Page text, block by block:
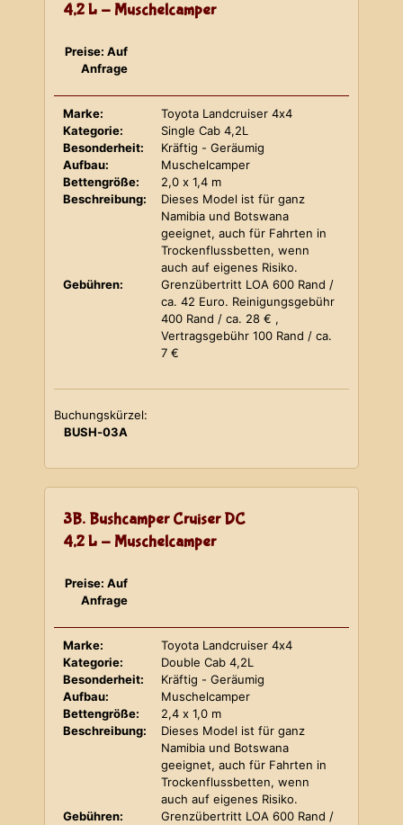
4,2 L - Muschelcamper
Preise: Auf
Anfrage
Marke:
Toyota Landcruiser 4x4
Kategorie:
Single Cab 4,2L
Besonderheit:
Kräftig - Geräumig
Aufbau:
Muschelcamper
Bettengröße:
2,0 x 1,4 m
Beschreibung:
Dieses Model ist für ganz
Namibia und Botswana
geeignet, auch für Fahrten in
Trockenflussbetten, wenn
auch auf eigenes Risiko.
Gebühren:
Grenzübertritt LOA 600 Rand /
ca. 42 Euro. Reinigungsgebühr
400 Rand / ca. 28 € ,
Vertragsgebühr 100 Rand / ca.
7 €
Buchungskürzel:
BUSH-03A
3B. Bushcamper Cruiser DC
4,2 L - Muschelcamper
Preise: Auf
Anfrage
Marke:
Toyota Landcruiser 4x4
Kategorie:
Double Cab 4,2L
Besonderheit:
Kräftig - Geräumig
Aufbau:
Muschelcamper
Bettengröße:
2,4 x 1,0 m
Beschreibung:
Dieses Model ist für ganz
Namibia und Botswana
geeignet, auch für Fahrten in
Trockenflussbetten, wenn
auch auf eigenes Risiko.
Gebühren:
Grenzübertritt LOA 600 Rand /